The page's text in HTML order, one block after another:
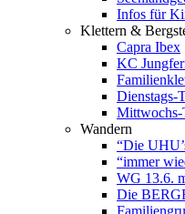
Infos für
Klettern &
Capra Ibex
KC
Dienstags-
Mittwochs-
Wandern
“Die
“immer
WG 13.6.
Die